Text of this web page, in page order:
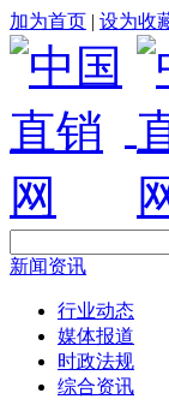
加为首页 | 设为收
新闻资讯
行业动态
媒体报道
时政法规
综合资讯